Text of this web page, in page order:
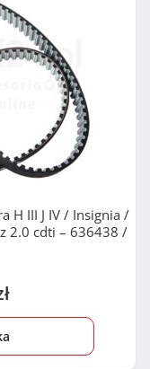
H III J IV / Insignia /
2.0 cdti – 636438 /